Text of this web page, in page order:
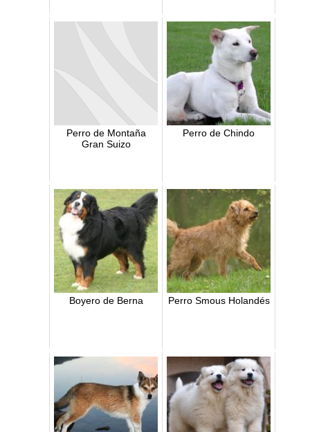
Perro de Montaña
Gran Suizo
Perro de Chindo
Boyero de Berna Perro Smous Holandés